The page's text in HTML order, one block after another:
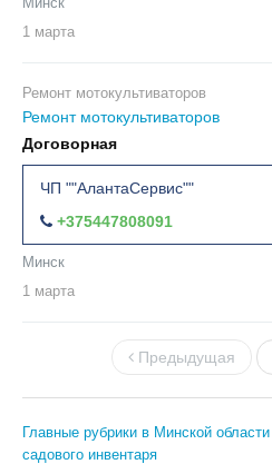
1 марта
Ремонт мотокультиваторов
Ремонт мотокультиваторов
Договорная
ЧП ""АлантаСервис""
+375447808091
Минск
1 марта
Предыдущая
Главные рубрики в Минской области
садового инвентаря